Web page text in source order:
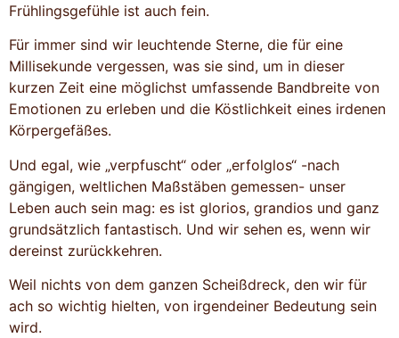
Frühlingsgefühle ist auch fein.
Für immer sind wir leuchtende Sterne, die für eine
Millisekunde vergessen, was sie sind, um in dieser
kurzen Zeit eine möglichst umfassende Bandbreite von
Emotionen zu erleben und die Köstlichkeit eines irdenen
Körpergefäßes.
Und egal, wie „verpfuscht“ oder „erfolglos“ -nach
gängigen, weltlichen Maßstäben gemessen- unser
Leben auch sein mag: es ist glorios, grandios und ganz
grundsätzlich fantastisch. Und wir sehen es, wenn wir
dereinst zurückkehren.
Weil nichts von dem ganzen Scheißdreck, den wir für
ach so wichtig hielten, von irgendeiner Bedeutung sein
wird.